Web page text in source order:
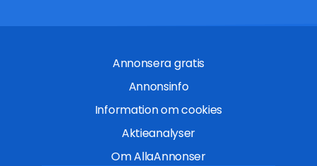
Annonsera gratis
Annonsinfo
Information om cookies
Aktieanalyser
Om AllaAnnonser